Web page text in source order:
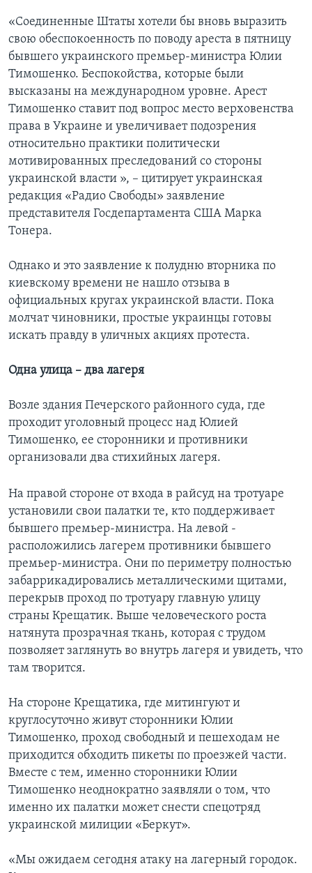
«Соединенные Штаты хотели бы вновь выразить
свою обеспокоенность по поводу ареста в пятницу
бывшего украинского премьер-министра Юлии
Тимошенко. Беспокойства, которые были
высказаны на международном уровне. Арест
Тимошенко ставит под вопрос место верховенства
права в Украине и увеличивает подозрения
относительно практики политически
мотивированных преследований со стороны
украинской власти », – цитирует украинская
редакция «Радио Свободы» заявление
представителя Госдепартамента США Марка
Тонера.
Однако и это заявление к полудню вторника по
киевскому времени не нашло отзыва в
официальных кругах украинской власти. Пока
молчат чиновники, простые украинцы готовы
искать правду в уличных акциях протеста.
Одна улица – два лагеря
Возле здания Печерского районного суда, где
проходит уголовный процесс над Юлией
Тимошенко, ее сторонники и противники
организовали два стихийных лагеря.
На правой стороне от входа в райсуд на тротуаре
установили свои палатки те, кто поддерживает
бывшего премьер-министра. На левой -
расположились лагерем противники бывшего
премьер-министра. Они по периметру полностью
забаррикадировались металлическими щитами,
перекрыв проход по тротуару главную улицу
страны Крещатик. Выше человеческого роста
натянута прозрачная ткань, которая с трудом
позволяет заглянуть во внутрь лагеря и увидеть, что
там творится.
На стороне Крещатика, где митингуют и
круглосуточно живут сторонники Юлии
Тимошенко, проход свободный и пешеходам не
приходится обходить пикеты по проезжей части.
Вместе с тем, именно сторонники Юлии
Тимошенко неоднократно заявляли о том, что
именно их палатки может снести спецотряд
украинской милиции «Беркут».
«Мы ожидаем сегодня атаку на лагерный городок.